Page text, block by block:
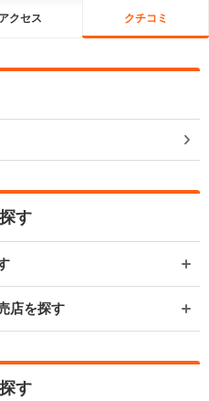
クセス クチコミ
す
店を探す
す